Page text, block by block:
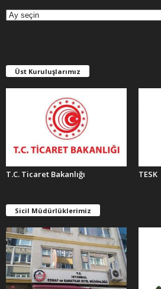
E
R
Üst Kuruluşlarımız
T.C. Ticaret Bakanlığı TESK
Sicil Müdürlüklerimiz